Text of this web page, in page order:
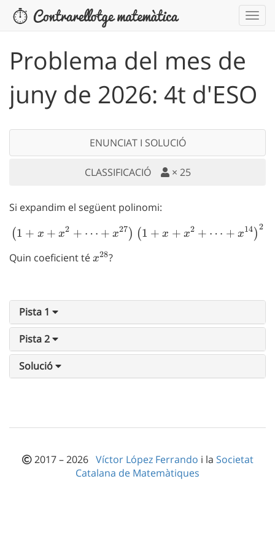
Problema del mes de
juny de 2026: 4t d'ESO
ENUNCIAT I SOLUCIÓ
CLASSIFICACIÓ × 25
Si expandim el següent polinomi:
\left(1 + x + x^2 +
(1 + x + x2 + ⋯ + x27) (1 + x + x2 + ⋯ + x14)2
Quin coeficient téx^{28}
x28?
Pista 1
Pista 2
Solució
2017 – 2026 Víctor López Ferrando i la Societat
Catalana de Matemàtiques